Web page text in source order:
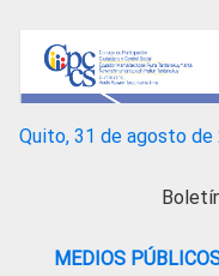
Quito, 31 de agosto de
MEDIOS